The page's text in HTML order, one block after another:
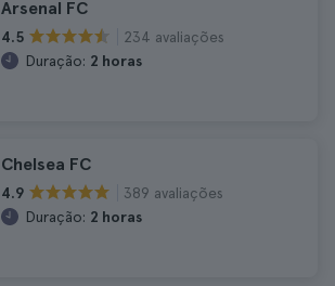
Arsenal FC
4.5
234 avaliações
Duração: 2 horas
Chelsea FC
4.9
389 avaliações
Duração: 2 horas